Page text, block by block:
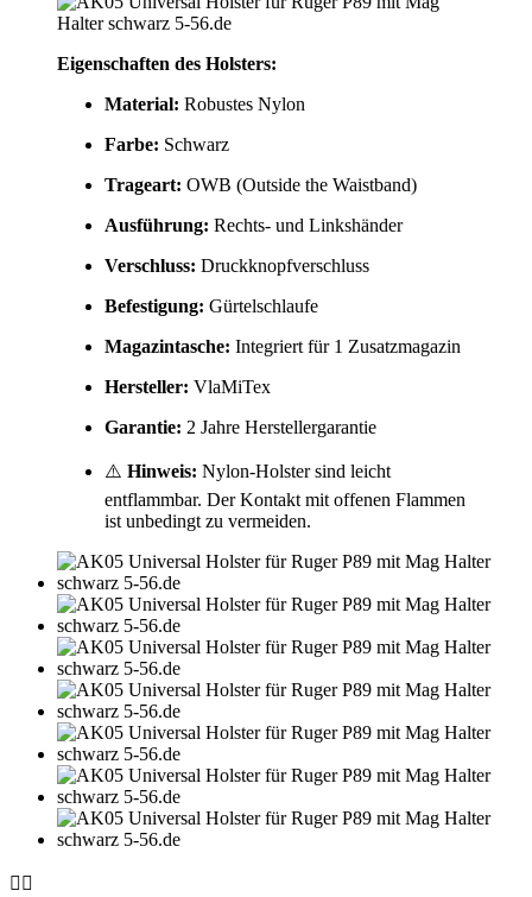
Eigenschaften des Holsters:
Material: Robustes Nylon
Farbe: Schwarz
Trageart: OWB (Outside the Waistband)
Ausführung: Rechts- und Linkshänder
Verschluss: Druckknopfverschluss
Befestigung: Gürtelschlaufe
Magazintasche: Integriert für 1 Zusatzmagazin
Hersteller: VlaMiTex
Garantie: 2 Jahre Herstellergarantie
⚠️ Hinweis: Nylon-Holster sind leicht
entflammbar. Der Kontakt mit offenen Flammen
ist unbedingt zu vermeiden.
 